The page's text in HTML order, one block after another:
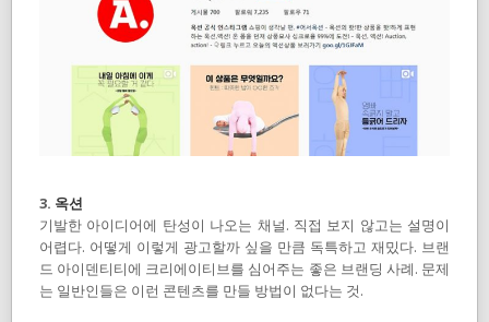
3. 옥션
기발한 아이디어에 탄성이 나오는 채널. 직접 보지 않고는 설명이
어렵다. 어떻게 이렇게 광고할까 싶을 만큼 독특하고 재밌다. 브랜
드 아이덴티티에 크리에이티브를 심어주는 좋은 브랜딩 사례. 문제
는 일반인들은 이런 콘텐츠를 만들 방법이 없다는 것.